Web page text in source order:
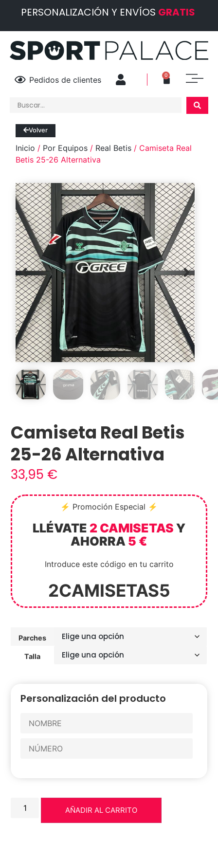
PERSONALIZACIÓN Y ENVÍOS GRATIS
Pedidos de clientes 0
Camiseta Real Betis
25-26 Alternativa
33,95 €
⚡ Promoción Especial ⚡
LLÉVATE 2 CAMISETAS Y
AHORRA 5 €
Introduce este código en tu carrito
2CAMISETAS5
Parches
Talla
Personalización del producto
AÑADIR AL CARRITO
Volver
Inicio / Por Equipos / Real Betis / Camiseta Real
Betis 25-26 Alternativa